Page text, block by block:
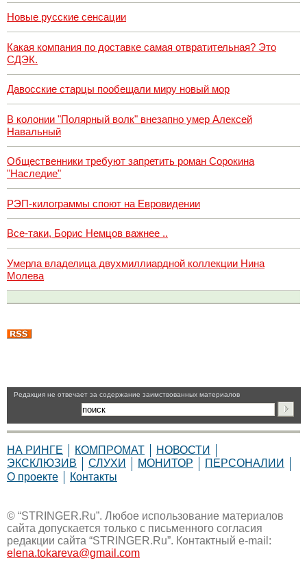
Новые русские сенсации
Какая компания по доставке самая отвратительная? Это
СДЭК.
Давосские старцы пообещали миру новый мор
В колонии "Полярный волк" внезапно умер Алексей
Навальный
Общественники требуют запретить роман Сорокина
"Наследие"
РЭП-килограммы споют на Евровидении
Все-таки, Борис Немцов важнее ..
Умерла владелица двухмиллиардной коллекции Нина
Молева
Pедакция не отвечает за содержание заимствованных материалов
НА РИНГЕ КОМПРОМАТ
НОВОСТИ
ЭКСКЛЮЗИВ
СЛУХИ МОНИТОР
ПЕРСОНАЛИИ
О проекте
Контакты
© “STRINGER.Ru”. Любое использование материалов
сайта допускается только с письменного согласия
редакции сайта “STRINGER.Ru”. Контактный e-mail:
elena.tokareva@gmail.com